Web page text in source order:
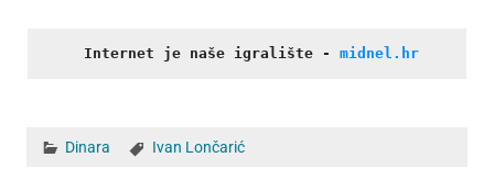
Internet je naše igralište - midnel.hr
Dinara Ivan Lončarić